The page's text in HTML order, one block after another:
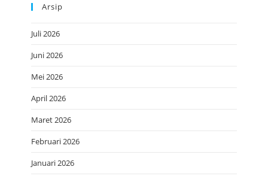
Arsip
Juli 2026
Juni 2026
Mei 2026
April 2026
Maret 2026
Februari 2026
Januari 2026